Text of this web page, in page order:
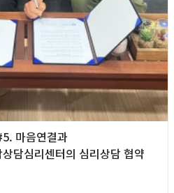
마음연결과
담심리센터의 심리상담 협약